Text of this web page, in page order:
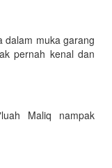
dalam muka garang
pernah kenal dan
Maliq nampak